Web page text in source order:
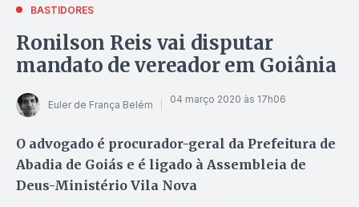
BASTIDORES
Ronilson Reis vai disputar
mandato de vereador em Goiânia
Euler de França Belém 04 março 2020 às 17h06
O advogado é procurador-geral da Prefeitura de
Abadia de Goiás e é ligado à Assembleia de
Deus-Ministério Vila Nova